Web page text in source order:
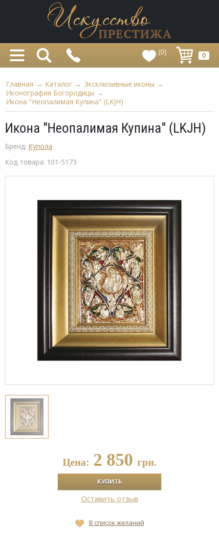
(0) 0
Главная → Каталог → Эксклюзивные иконы →
Иконография Богородицы →
Икона "Неопалимая Купина" (LKJH)
Икона "Неопалимая Купина" (LKJH)
Бренд: Купола
Код товара: 101-5173
Цена: 2 850 грн.
Оставить отзыв
В список желаний